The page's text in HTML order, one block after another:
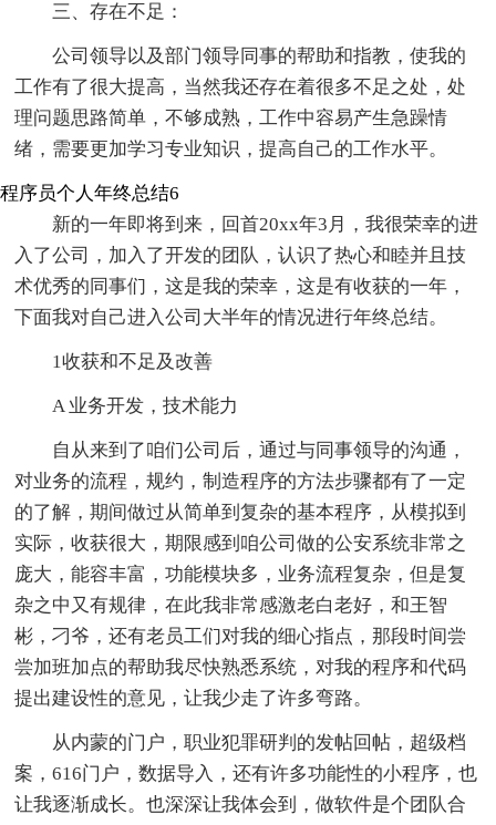
三、存在不足：
公司领导以及部门领导同事的帮助和指教，使我的
工作有了很大提高，当然我还存在着很多不足之处，处
理问题思路简单，不够成熟，工作中容易产生急躁情
绪，需要更加学习专业知识，提高自己的工作水平。
程序员个人年终总结6
新的一年即将到来，回首20xx年3月，我很荣幸的进
入了公司，加入了开发的团队，认识了热心和睦并且技
术优秀的同事们，这是我的荣幸，这是有收获的一年，
下面我对自己进入公司大半年的情况进行年终总结。
1收获和不足及改善
A 业务开发，技术能力
自从来到了咱们公司后，通过与同事领导的沟通，
对业务的流程，规约，制造程序的方法步骤都有了一定
的了解，期间做过从简单到复杂的基本程序，从模拟到
实际，收获很大，期限感到咱公司做的公安系统非常之
庞大，能容丰富，功能模块多，业务流程复杂，但是复
杂之中又有规律，在此我非常感激老白老好，和王智
彬，刁爷，还有老员工们对我的细心指点，那段时间尝
尝加班加点的帮助我尽快熟悉系统，对我的程序和代码
提出建设性的意见，让我少走了许多弯路。
从内蒙的门户，职业犯罪研判的发帖回帖，超级档
案，616门户，数据导入，还有许多功能性的小程序，也
让我逐渐成长。也深深让我体会到，做软件是个团队合